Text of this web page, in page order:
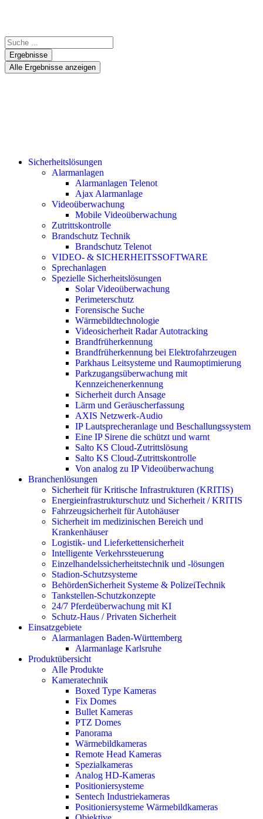
Ergebnisse
Alle Ergebnisse anzeigen
Sicherheitslösungen
Alarmanlagen
Alarmanlagen Telenot
Ajax Alarmanlage
Videoüberwachung
Mobile Videoüberwachung
Zutrittskontrolle
Brandschutz Technik
Brandschutz Telenot
VIDEO- & SICHERHEITSSOFTWARE
Sprechanlagen
Spezielle Sicherheitslösungen
Solar Videoüberwachung
Perimeterschutz
Forensische Suche
Wärmebildtechnologie
Videosicherheit Radar Autotracking​
Brandfrüherkennung
Brandfrüherkennung bei Elektrofahrzeugen
Parkhaus Leitsysteme und Raumoptimierung
Parkzugangsüberwachung mit
Kennzeichenerkennung
Sicherheit durch Ansage
Lärm und Geräuscherfassung
AXIS Netzwerk-Audio
IP Lautsprecheranlage und Beschallungssystem
Eine IP Sirene die schützt und warnt
Salto KS Cloud-Zutrittslösung
Salto KS Cloud-Zutrittskontrolle
Von analog zu IP Videoüberwachung
Branchenlösungen
Sicherheit für Kritische Infrastrukturen (KRITIS)
Energieinfrastrukturschutz und Sicherheit / KRITIS
Fahrzeugsicherheit für Autohäuser
Sicherheit im medizinischen Bereich und
Krankenhäuser
Logistik- und Lieferkettensicherheit
Intelligente Verkehrssteuerung
Einzelhandelssicherheitstechnik und -lösungen
Stadion-Schutzsysteme
BehördenSicherheit Systeme & PolizeiTechnik
Tankstellen-Schutzkonzepte​
24/7 Pferdeüberwachung mit KI
Schutz-Haus / Privaten Sicherheit
Einsatzgebiete
Alarmanlagen Baden-Württemberg
Alarmanlage Karlsruhe
Produktübersicht
Alle Produkte
Kameratechnik
Boxed Type Kameras
Fix Domes
Bullet Kameras
PTZ Domes
Panorama
Wärmebildkameras
Remote Head Kameras
Spezialkameras
Analog HD-Kameras
Positioniersysteme
Sentech Industriekameras
Positioniersysteme Wärmebildkameras